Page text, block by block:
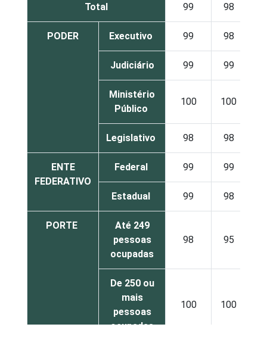
Total 99 98
PODER Executivo 99 98
Judiciário 99 99
Ministério
Público
100 100
Legislativo 98 98
ENTE
FEDERATIVO
Federal 99 99
Estadual 99 98
PORTE
Até 249
pessoas
ocupadas
98 95
De 250 ou
mais
pessoas
ocupadas
100 100